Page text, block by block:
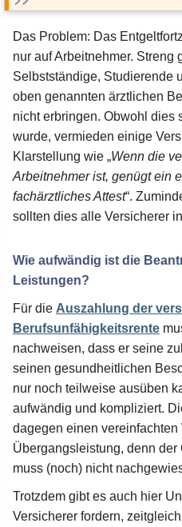
Das Problem: Das
nur auf Arbeitnehmer. Streng
Selbstständige, Studierende
oben genannten ärztlichen
nicht erbringen. Obwohl dies
wurde, vermieden einige
Klarstellung wie „Wenn die
Arbeitnehmer ist, genügt ein
fachärztliches Attest“.
sollten dies alle Versicherer
Wie aufwändig ist die
Leistungen?
Für die Auszahlung der
Berufsunfähigkeitsrente
nachweisen, dass er seine
seinen gesundheitlichen
nur noch teilweise ausüben
aufwändig und kompliziert.
dagegen einen vereinfachten
Übergangsleistung, denn
muss (noch) nicht
Trotzdem gibt es auch hier
Versicherer fordern,